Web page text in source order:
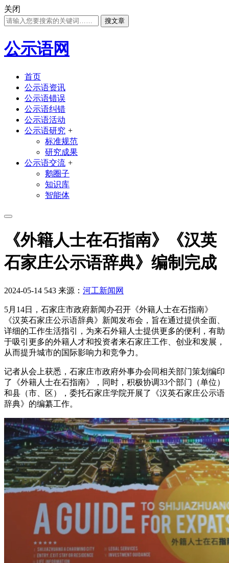
关闭
搜文章
公示语网
首页
公示语资讯
公示语错误
公示语纠错
公示语活动
公示语研究 +
标准规范
研究成果
公示语交流 +
鹅圈子
知识库
智能体
《外籍人士在石指南》《汉英
石家庄公示语辞典》编制完成
2024-05-14 543 来源： 河工新闻网
5月14日，石家庄市政府新闻办召开《外籍人士在石指南》
《汉英石家庄公示语辞典》新闻发布会，旨在通过提供全面、
详细的工作生活指引，为来石外籍人士提供更多的便利，有助
于吸引更多的外籍人才和投资者来石家庄工作、创业和发展，
从而提升城市的国际影响力和竞争力。
记者从会上获悉，石家庄市政府外事办会同相关部门策划编印
了《外籍人士在石指南》，同时，积极协调33个部门（单位）
和县（市、区），委托石家庄学院开展了《汉英石家庄公示语
辞典》的编纂工作。